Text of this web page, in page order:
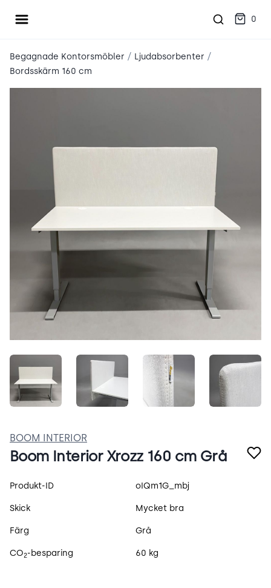
Öppna meny 0
Begagnade Kontorsmöbler / Ljudabsorbenter /
Bordsskärm 160 cm
j_KEViGiAM0D.jpeghTdyUUbtmYwW.jpegcd1rrgU3YLIn.jpeg
BOOM INTERIOR
Boom Interior Xrozz 160 cm Grå
Produktspecifikation
Produkt-ID oIQm1G_mbj
Skick Mycket bra
Färg Grå
CO2-besparing 60 kg